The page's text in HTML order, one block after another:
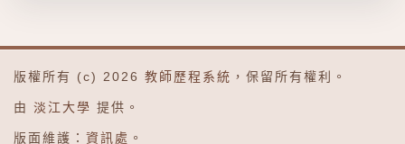
版權所有 (c) 2026 教師歷程系統 ，保留所有權利。
由 淡江大學 提供。
版面維護： 資訊處 。